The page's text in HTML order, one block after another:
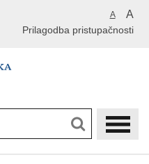
A A
Prilagodba pristupačnosti